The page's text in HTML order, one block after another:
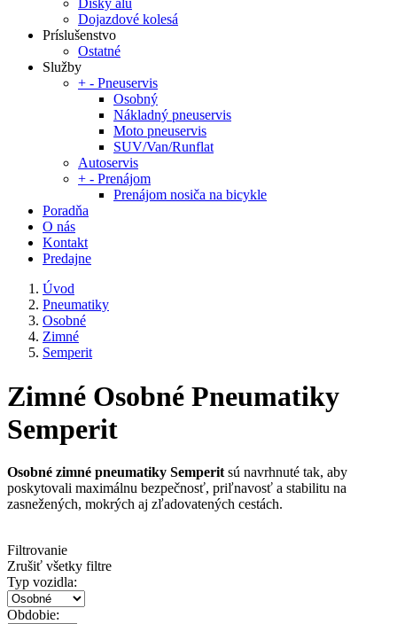
Disky alu
Dojazdové kolesá
Príslušenstvo
Ostatné
Služby
+ - Pneuservis
Osobný
Nákladný pneuservis
Moto pneuservis
SUV/Van/Runflat
Autoservis
+ - Prenájom
Prenájom nosiča na bicykle
Poradňa
O nás
Kontakt
Predajne
Úvod
Pneumatiky
Osobné
Zimné
Semperit
Zimné Osobné Pneumatiky
Semperit
Osobné zimné pneumatiky Semperit sú navrhnuté tak, aby
poskytovali maximálnu bezpečnosť, priľnavosť a stabilitu na
zasnežených, mokrých aj zľadovatených cestách.
Filtrovanie
Zrušiť všetky filtre
Typ vozidla:
Obdobie: